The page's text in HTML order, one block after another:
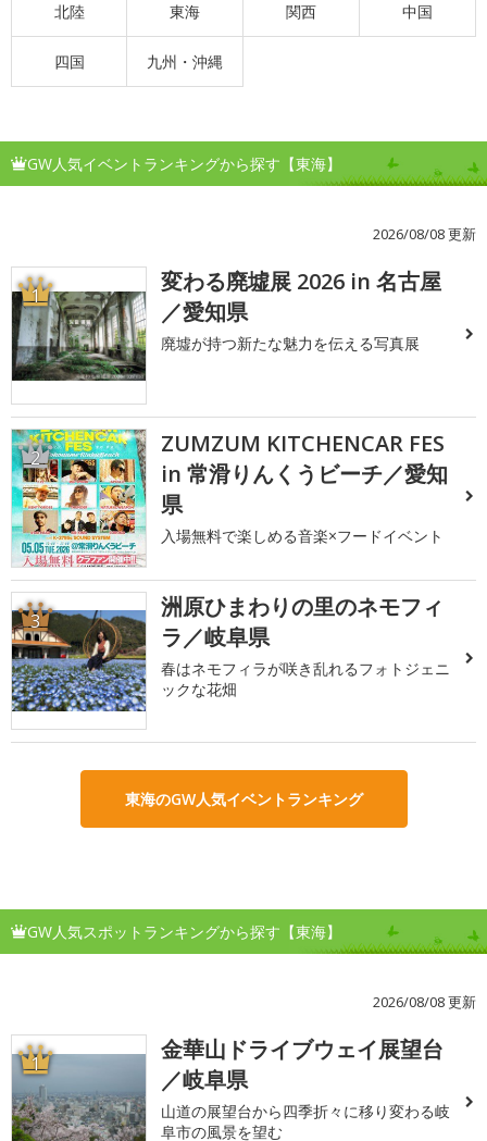
北陸 東海 関西 中国
四国 九州・沖縄
GW人気イベントランキングから探す【東海】
2026/08/08 更新
1
変わる廃墟展 2026 in 名古屋
／愛知県
廃墟が持つ新たな魅力を伝える写真展
2
ZUMZUM KITCHENCAR FES
in 常滑りんくうビーチ／愛知
県
入場無料で楽しめる音楽×フードイベント
3
洲原ひまわりの里のネモフィ
ラ／岐阜県
春はネモフィラが咲き乱れるフォトジェニ
ックな花畑
東海のGW人気イベントランキング
GW人気スポットランキングから探す【東海】
2026/08/08 更新
1
金華山ドライブウェイ展望台
／岐阜県
山道の展望台から四季折々に移り変わる岐
阜市の風景を望む